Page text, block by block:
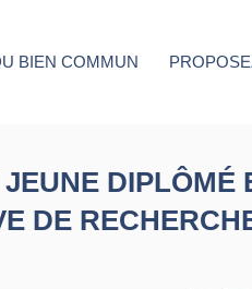
BIEN COMMUN
DIPLÔMÉ
DE